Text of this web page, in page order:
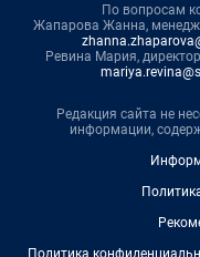
По вопросам
Жапарова Жанна,
Ревина Мария,
Редакция сайта не
информации,
Политика